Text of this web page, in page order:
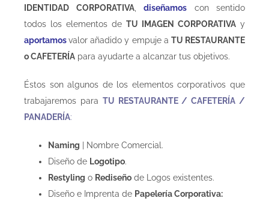
IDENTIDAD CORPORATIVA, diseñamos con sentido
todos los elementos de TU IMAGEN CORPORATIVA y
aportamosvalor añadido y empuje a TU RESTAURANTE
o CAFETERÍA para ayudarte a alcanzar tus objetivos.
Éstos son algunos de los elementos corporativos que
trabajaremos para TU RESTAURANTE / CAFETERÍA /
PANADERÍA:
Naming | Nombre Comercial.
Diseño de Logotipo.
Restyling o Rediseño de Logos existentes.
Diseño e Imprenta de Papelería Corporativa: